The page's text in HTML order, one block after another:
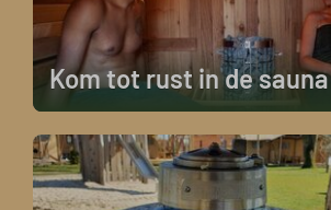
Kom tot rust in de sauna